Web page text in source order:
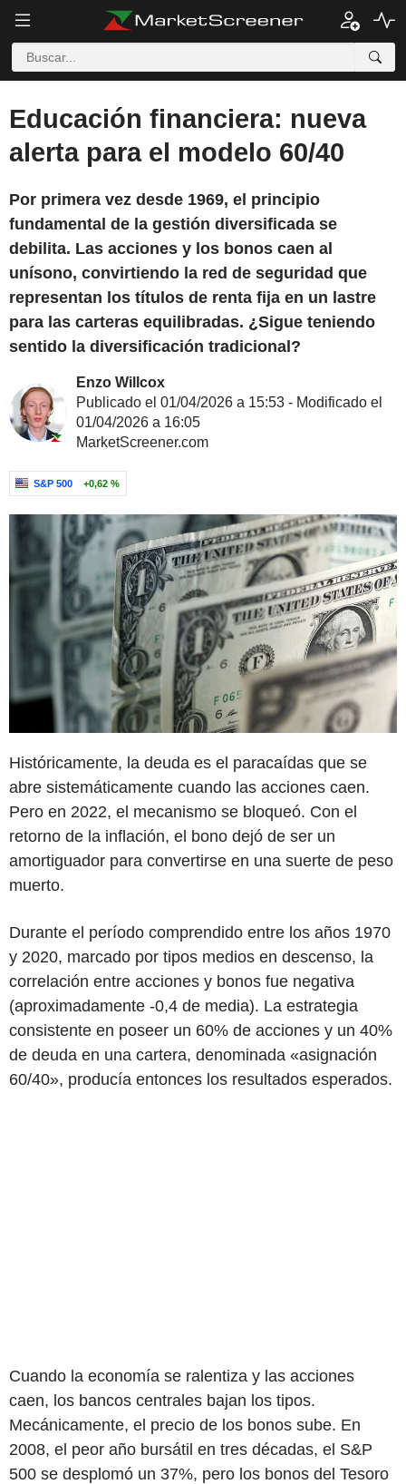
Educación financiera: nueva
alerta para el modelo 60/40
Por primera vez desde 1969, el principio
fundamental de la gestión diversificada se
debilita. Las acciones y los bonos caen al
unísono, convirtiendo la red de seguridad que
representan los títulos de renta fija en un lastre
para las carteras equilibradas. ¿Sigue teniendo
sentido la diversificación tradicional?
Enzo Willcox
Publicado el 01/04/2026 a 15:53 - Modificado el
01/04/2026 a 16:05
MarketScreener.com
S&P 500 +0,62 %
Históricamente, la deuda es el paracaídas que se
abre sistemáticamente cuando las acciones caen.
Pero en 2022, el mecanismo se bloqueó. Con el
retorno de la inflación, el bono dejó de ser un
amortiguador para convertirse en una suerte de peso
muerto.
Durante el período comprendido entre los años 1970
y 2020, marcado por tipos medios en descenso, la
correlación entre acciones y bonos fue negativa
(aproximadamente -0,4 de media). La estrategia
consistente en poseer un 60% de acciones y un 40%
de deuda en una cartera, denominada «asignación
60/40», producía entonces los resultados esperados.
Cuando la economía se ralentiza y las acciones
caen, los bancos centrales bajan los tipos.
Mecánicamente, el precio de los bonos sube. En
2008, el peor año bursátil en tres décadas, el S&P
500 se desplomó un 37%, pero los bonos del Tesoro